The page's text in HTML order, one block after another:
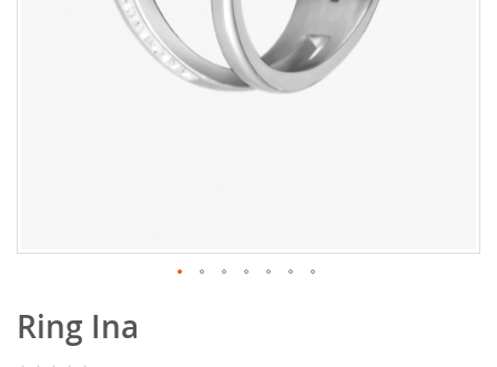
Anfang
der
Ring Ina